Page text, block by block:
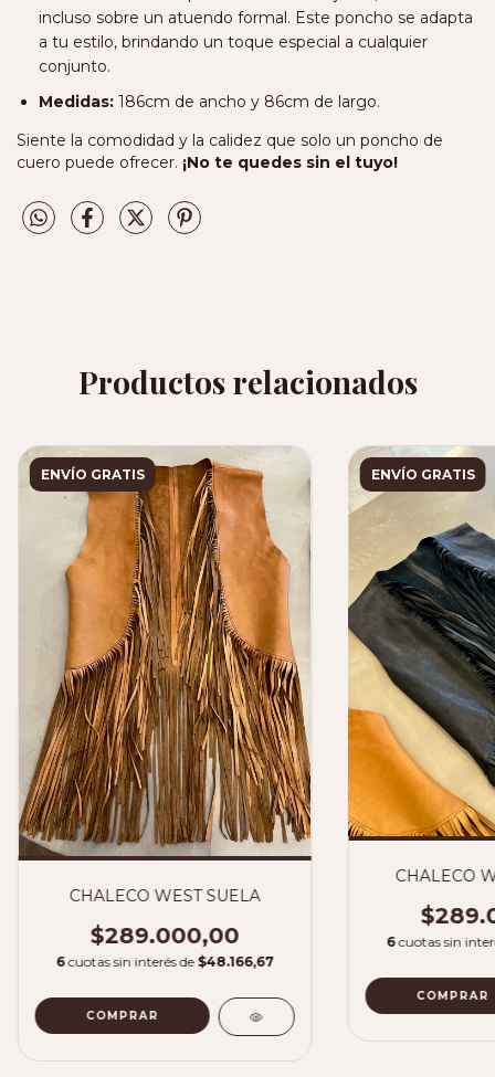
incluso sobre un atuendo formal. Este poncho se adapta
a tu estilo, brindando un toque especial a cualquier
conjunto.
Medidas: 186cm de ancho y 86cm de largo.
Siente la comodidad y la calidez que solo un poncho de
cuero puede ofrecer. ¡No te quedes sin el tuyo!
Productos relacionados
ENVÍO GRATIS
CHALECO WEST SUELA
$289.000,00
6 cuotas sin interés de $48.166,67
ENVÍO GRATIS
CHALECO
6 cuotas sin